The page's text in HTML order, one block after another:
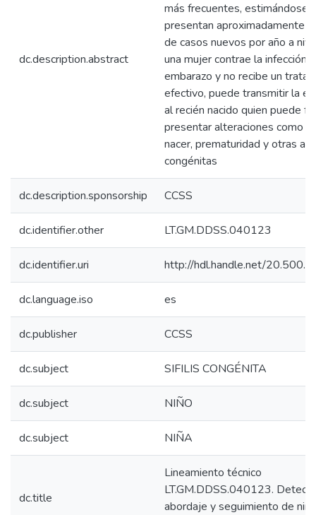
dc.description.abstract
más frecuentes, estimándose
presentan aproximadamente
de casos nuevos por año a
una mujer contrae la infección
embarazo y no recibe un
efectivo, puede transmitir la
al recién nacido quien puede
presentar alteraciones como
nacer, prematuridad y otras
congénitas
dc.description.sponsorship CCSS
dc.identifier.other LT.GM.DDSS.040123
dc.identifier.uri http://hdl.handle.net/
dc.language.iso es
dc.publisher CCSS
dc.subject SIFILIS CONGÉNITA
dc.subject NIÑO
dc.subject NIÑA
dc.title
Lineamiento técnico
LT.GM.DDSS.040123.
abordaje y seguimiento de